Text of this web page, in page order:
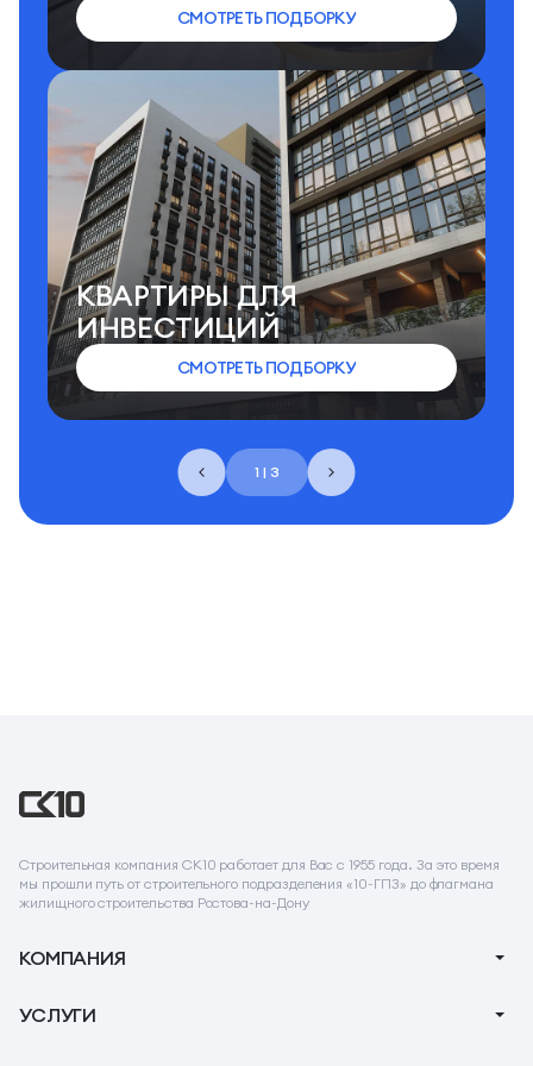
1 | 3
СМОТРЕТЬ ПОДБОРКУ
КВАРТИРЫ ДЛЯ
ИНВЕСТИЦИЙ
СМОТРЕТЬ ПОДБОРКУ
Строительная компания СК10 работает для Вас с 1955 года. За это время
мы прошли путь от строительного подразделения «10-ГПЗ» до флагмана
жилищного строительства Ростова-на-Дону
КОМПАНИЯ
О компании
УСЛУГИ
Ипотека